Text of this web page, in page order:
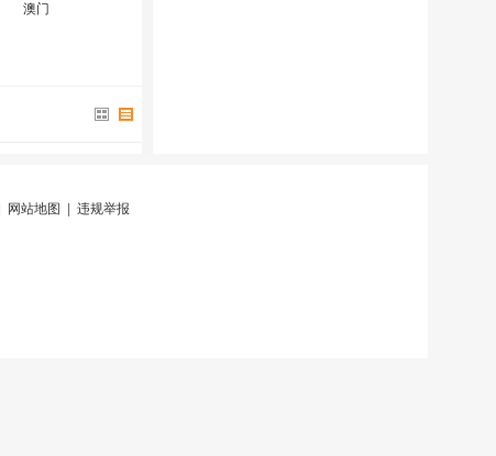
澳门
网站地图 违规举报